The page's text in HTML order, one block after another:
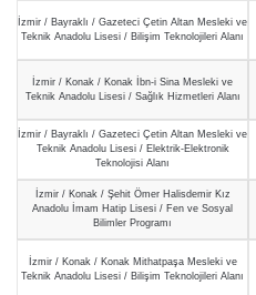
İzmir / Bayraklı / Gazeteci Çetin Altan Mesleki ve
Teknik Anadolu Lisesi / Bilişim Teknolojileri Alanı
İzmir / Konak / Konak İbn-i Sina Mesleki ve
Teknik Anadolu Lisesi / Sağlık Hizmetleri Alanı
İzmir / Bayraklı / Gazeteci Çetin Altan Mesleki ve
Teknik Anadolu Lisesi / Elektrik-Elektronik
Teknolojisi Alanı
İzmir / Konak / Şehit Ömer Halisdemir Kız
Anadolu İmam Hatip Lisesi / Fen ve Sosyal
Bilimler Programı
İzmir / Konak / Konak Mithatpaşa Mesleki ve
Teknik Anadolu Lisesi / Bilişim Teknolojileri Alanı